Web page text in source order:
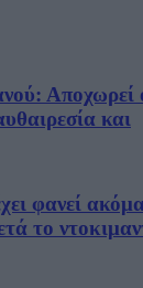
Αποχωρεί
και
φανεί
το